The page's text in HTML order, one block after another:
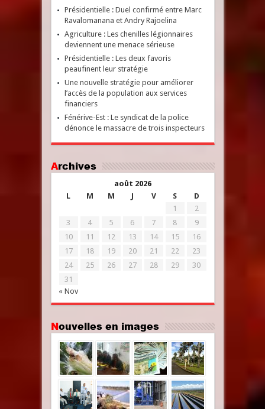
Présidentielle : Duel confirmé entre Marc
Ravalomanana et Andry Rajoelina
Agriculture : Les chenilles légionnaires
deviennent une menace sérieuse
Présidentielle : Les deux favoris
peaufinent leur stratégie
Une nouvelle stratégie pour améliorer
l’accès de la population aux services
financiers
Fénérive-Est : Le syndicat de la police
dénonce le massacre de trois inspecteurs
Archives
août 2026
L
M M J V S D
« Nov
1
2
3
4 5 6 7 8
9
10
11 12 13 14 15
16
17
18 19 20 21 22
23
24
25 26 27 28 29
30
31
Nouvelles en images